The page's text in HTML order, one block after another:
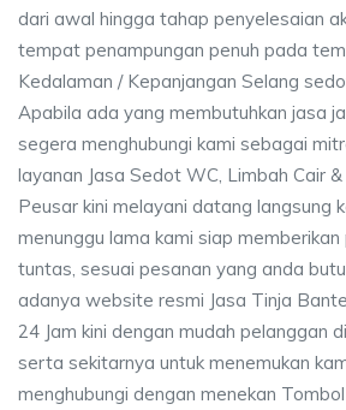
dari awal hingga tahap penyelesaian
tempat penampungan penuh pada
Kedalaman / Kepanjangan Selang
Apabila ada yang membutuhkan jasa
segera menghubungi kami sebagai
layanan Jasa Sedot WC, Limbah Cair
Peusar kini melayani datang langsung
menunggu lama kami siap
tuntas, sesuai pesanan yang anda
adanya website resmi Jasa Tinja
24 Jam kini dengan mudah pelanggan
serta sekitarnya untuk menemukan
menghubungi dengan menekan